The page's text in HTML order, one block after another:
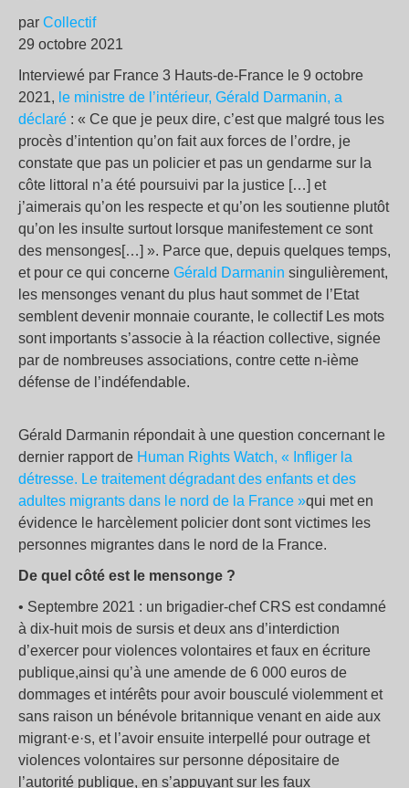
par Collectif
29 octobre 2021
Interviewé par France 3 Hauts-de-France le 9 octobre
2021, le ministre de l’intérieur, Gérald Darmanin, a
déclaré : « Ce que je peux dire, c’est que malgré tous les
procès d’intention qu’on fait aux forces de l’ordre, je
constate que pas un policier et pas un gendarme sur la
côte littoral n’a été poursuivi par la justice […] et
j’aimerais qu’on les respecte et qu’on les soutienne plutôt
qu’on les insulte surtout lorsque manifestement ce sont
des mensonges[…] ». Parce que, depuis quelques temps,
et pour ce qui concerne Gérald Darmanin singulièrement,
les mensonges venant du plus haut sommet de l’Etat
semblent devenir monnaie courante, le collectif Les mots
sont importants s’associe à la réaction collective, signée
par de nombreuses associations, contre cette n-ième
défense de l’indéfendable.
Gérald Darmanin répondait à une question concernant le
dernier rapport de Human Rights Watch, « Infliger la
détresse. Le traitement dégradant des enfants et des
adultes migrants dans le nord de la France »qui met en
évidence le harcèlement policier dont sont victimes les
personnes migrantes dans le nord de la France.
De quel côté est le mensonge ?
• Septembre 2021 : un brigadier-chef CRS est condamné
à dix-huit mois de sursis et deux ans d’interdiction
d’exercer pour violences volontaires et faux en écriture
publique,ainsi qu’à une amende de 6 000 euros de
dommages et intérêts pour avoir bousculé violemment et
sans raison un bénévole britannique venant en aide aux
migrant·e·s, et l’avoir ensuite interpellé pour outrage et
violences volontaires sur personne dépositaire de
l’autorité publique, en s’appuyant sur les faux